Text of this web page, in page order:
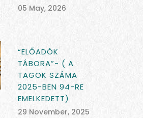
05 May, 2026
“ELŐADÓK
TÁBORA”- ( A
TAGOK SZÁMA
2025-BEN 94-RE
EMELKEDETT)
29 November, 2025